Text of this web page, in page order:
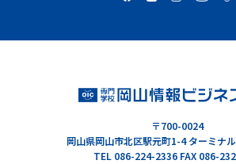
〒700-0024
岡山県岡山市北区駅元町1-4 ターミナ
TEL 086-224-2336 FAX 086-